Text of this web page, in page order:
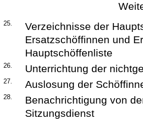
25.
Verzeichnisse der
Ersatzschöffinnen und
Hauptschöffenliste
26. Unterrichtung der
27. Auslosung der
28.
Benachrichtigung von
Sitzungsdienst